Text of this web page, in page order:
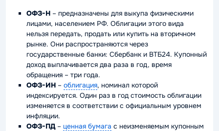
ОФЗ-Н – предназначены для выкупа физическими
лицами, населением РФ. Облигации этого вида
нельзя передать, продать или купить на вторичном
рынке. Они распространяются через
государственные банки: Сбербанк и ВТБ24. Купонный
доход выплачивается два раза в год, время
обращения – три года.
ОФЗ-ИН – облигация, номинал которой
индексируется. Один раз в год стоимость облигации
изменяется в соответствии с официальным уровнем
инфляции.
ОФЗ-ПД– ценная бумага с неизменяемым купонным